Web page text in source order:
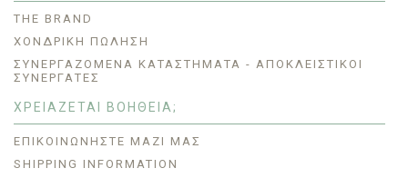
THE BRAND
ΧΟΝΔΡΙΚΗ ΠΩΛΗΣΗ
ΣΥΝΕΡΓΑΖΌΜΕΝΑ ΚΑΤΑΣΤΉΜΑΤΑ - ΑΠΟΚΛΕΙΣΤΙΚΟΊ
ΣΥΝΕΡΓΆΤΕΣ
ΧΡΕΙΑΖΕΤΑΙ ΒΟΗΘΕΙΑ;
ΕΠΙΚΟΙΝΩΝΉΣΤΕ ΜΑΖΊ ΜΑΣ
SHIPPING INFORMATION